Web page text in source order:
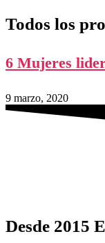
Todos los
6 Mujeres
9 marzo, 2020
Desde 2015